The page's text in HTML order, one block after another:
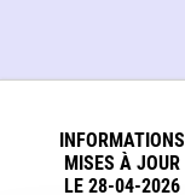
INFORMATIONS
MISES À JOUR
LE 28-04-2026